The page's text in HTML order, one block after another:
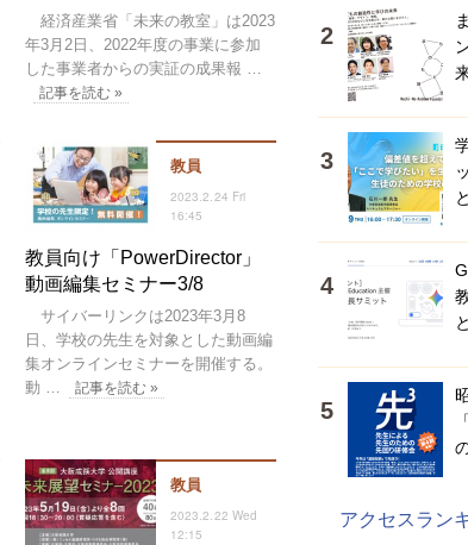
経済産業省「未来の教室」は2023
年3月2日、2022年度の事業に参加
した事業者からの実証の成果報 …
記事を読む »
教員
2023.2.24 Fri
16:45
教員向け「PowerDirector」
動画編集セミナー3/8
サイバーリンクは2023年3月8
日、学校の先生を対象とした動画編
集オンラインセミナーを開催する。
動 …
記事を読む »
教員
2023.2.22 Wed
12:15
アクセスラン